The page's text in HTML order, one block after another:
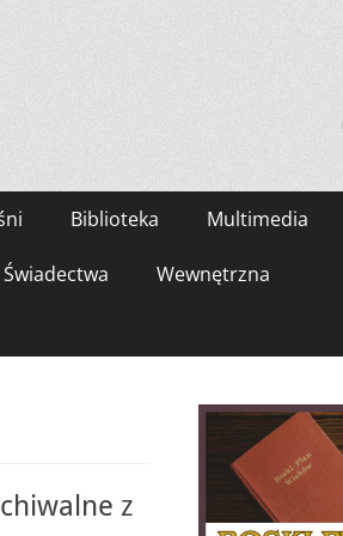
Biblioteka Multimedia
Świadectwa Wewnętrzna
z